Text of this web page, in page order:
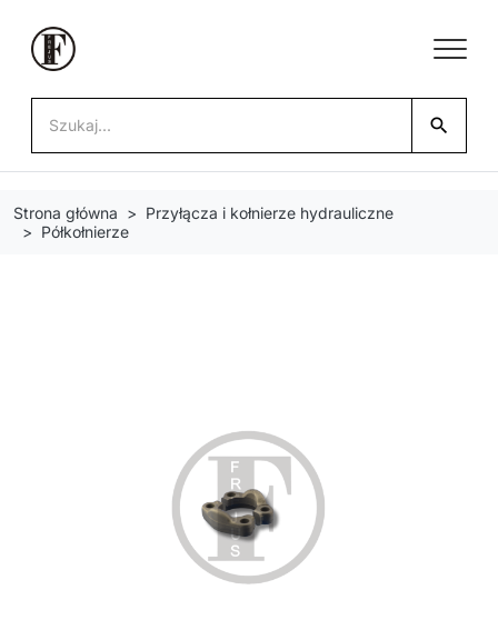
search
Strona główna
Przyłącza i kołnierze hydrauliczne
Półkołnierze